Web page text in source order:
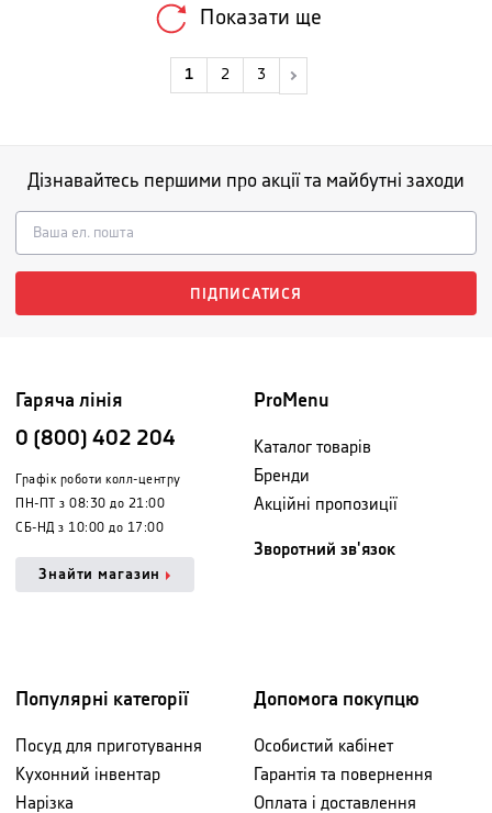
Показати ще
1 2 3
Дізнавайтесь першими про акції та майбутні заходи
ПІДПИСАТИСЯ
Гаряча лінія
0 (800) 402 204
Графік роботи колл-центру
ПН-ПТ з 08:30 до 21:00
СБ-НД з 10:00 до 17:00
Знайти магазин
ProMenu
Каталог товарів
Бренди
Акційні пропозиції
Зворотний зв'язок
Популярні категорії
Посуд для приготування
Кухонний інвентар
Нарізка
Допомога покупцю
Особистий кабінет
Гарантія та повернення
Оплата і доставлення